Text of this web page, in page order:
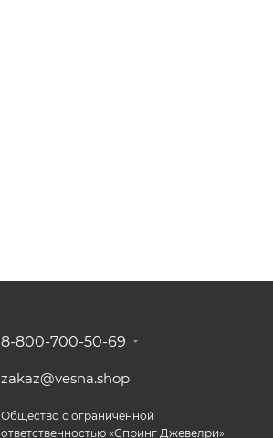
8-800-700-50-69
zakaz@vesna.shop
Общество с ограниченной
ответственностью «Спринг Джевелри»